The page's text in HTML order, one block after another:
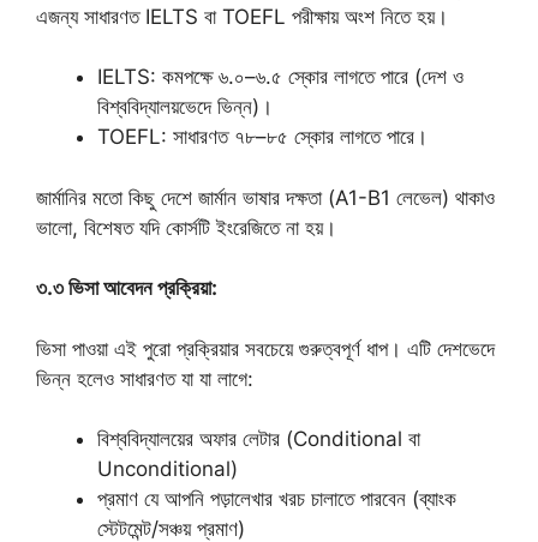
এজন্য সাধারণত IELTS বা TOEFL পরীক্ষায় অংশ নিতে হয়।
IELTS: কমপক্ষে ৬.০–৬.৫ স্কোর লাগতে পারে (দেশ ও
বিশ্ববিদ্যালয়ভেদে ভিন্ন)।
TOEFL: সাধারণত ৭৮–৮৫ স্কোর লাগতে পারে।
জার্মানির মতো কিছু দেশে জার্মান ভাষার দক্ষতা (A1-B1 লেভেল) থাকাও
ভালো, বিশেষত যদি কোর্সটি ইংরেজিতে না হয়।
৩.৩ ভিসা আবেদন প্রক্রিয়া:
ভিসা পাওয়া এই পুরো প্রক্রিয়ার সবচেয়ে গুরুত্বপূর্ণ ধাপ। এটি দেশভেদে
ভিন্ন হলেও সাধারণত যা যা লাগে:
বিশ্ববিদ্যালয়ের অফার লেটার (Conditional বা
Unconditional)
প্রমাণ যে আপনি পড়ালেখার খরচ চালাতে পারবেন (ব্যাংক
স্টেটমেন্ট/সঞ্চয় প্রমাণ)